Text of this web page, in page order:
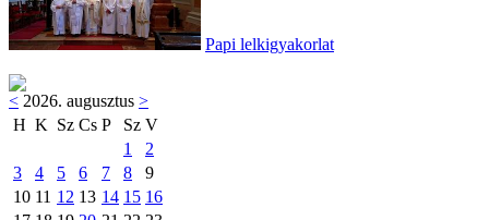
Papi lelkigyakorlat
< 2026. augusztus >
H K Sz Cs P Sz V
1
2
3
4 5 6 7 8
9
10 11 12 13 14 15 16